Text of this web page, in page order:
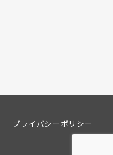
プライバシーポリシー